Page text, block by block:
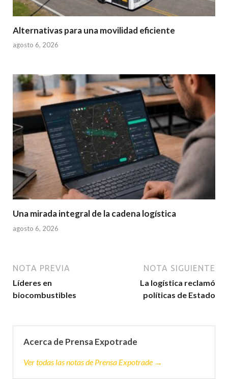
Alternativas para una movilidad eficiente
agosto 6, 2026
Una mirada integral de la cadena logística
agosto 6, 2026
NOTA PREVIA
Líderes en
biocombustibles
NOTA SIGUIENTE
La logística reclamó
políticas de Estado
Acerca de Prensa Expotrade
Ver todas las notas de Prensa Expotrade →